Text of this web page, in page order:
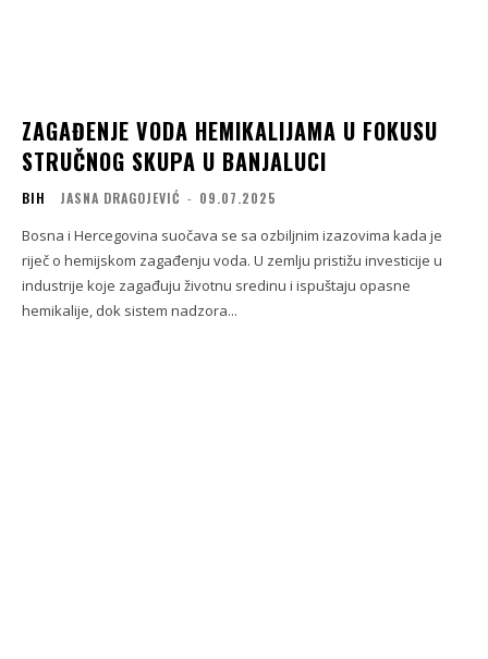
ZAGAĐENJE VODA HEMIKALIJAMA U FOKUSU
STRUČNOG SKUPA U BANJALUCI
BIH JASNA DRAGOJEVIĆ - 09.07.2025
Bosna i Hercegovina suočava se sa ozbiljnim izazovima kada je
riječ o hemijskom zagađenju voda. U zemlju pristižu investicije u
industrije koje zagađuju životnu sredinu i ispuštaju opasne
hemikalije, dok sistem nadzora...